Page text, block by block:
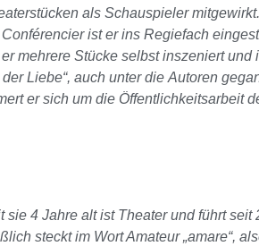
als Schauspieler
ist er ins Regiefach
mehrere Stücke selbst inszeniert und
Liebe“, auch unter die Autoren
er sich um die Öffentlichkeitsarbeit
sie 4 Jahre alt ist Theater und führt
steckt im Wort Amateur „amare“,